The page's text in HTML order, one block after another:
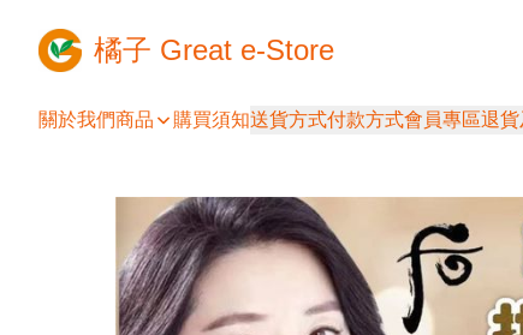
橘子 Great e-Store
關於我們商品 購買須知送貨方式付款方式會員專區退